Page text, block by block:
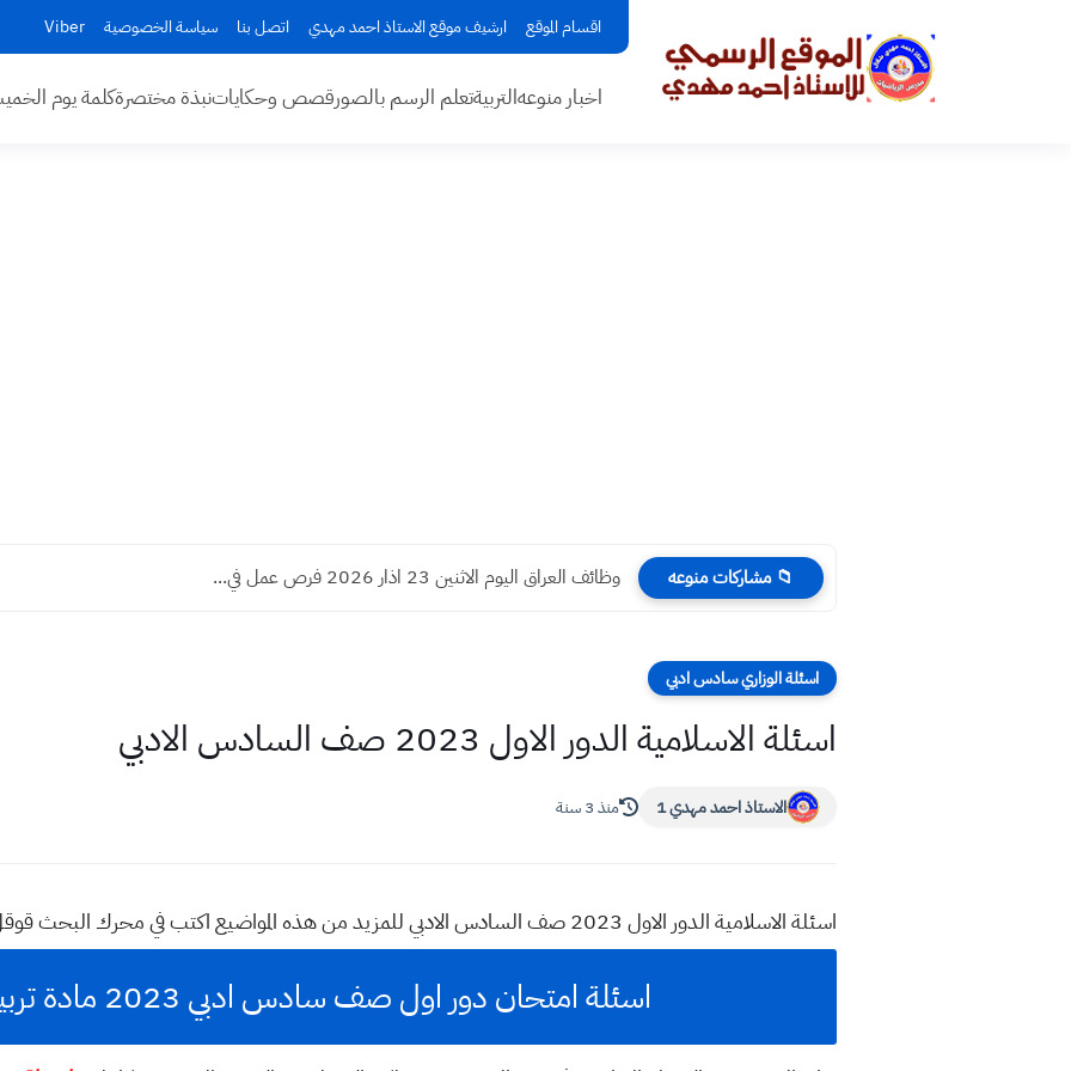
اقسام الموقع ارشيف موقع الاستاذ احمد مهدي اتصل بنا سياسة الخصوصية Viber
اخبار منوعهالتربيةتعلم الرسم بالصورقصص وحكاياتنبذة مختصرةكلمة يوم
📁 مشاركات منوعه وظائف العراق اليوم الاثنين 23 اذار 2026 فرص عمل في...
اسئلة الوزاري سادس ادبي
اسئلة الاسلامية الدور الاول 2023 صف السادس الادبي
الاستاذ احمد مهدي 1 منذ 3 سنة
اسئلة الاسلامية الدور الاول 2023 صف السادس الادبي للمزيد من هذه المواضيع اكتب في محرك البحث قوقل موقع استاذ احمد مهدي شلال
اسئلة امتحان دور اول صف سادس ادبي 2023 مادة تربية اسلامية